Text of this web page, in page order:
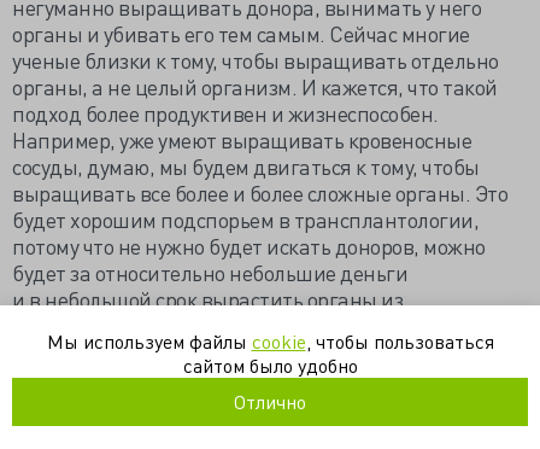
негуманно выращивать донора, вынимать у него
органы и убивать его тем самым. Сейчас многие
ученые близки к тому, чтобы выращивать отдельно
органы, а не целый организм. И кажется, что такой
подход более продуктивен и жизнеспособен.
Например, уже умеют выращивать кровеносные
сосуды, думаю, мы будем двигаться к тому, чтобы
выращивать все более и более сложные органы. Это
будет хорошим подспорьем в трансплантологии,
потому что не нужно будет искать доноров, можно
будет за относительно небольшие деньги
и в небольшой срок вырастить органы из
еще и хорошо приживаться. Это повысит уровень
медицины и увеличит продолжительность жизни
Мы используем файлы cookie , чтобы пользоваться
сайтом было удобно
Отлично